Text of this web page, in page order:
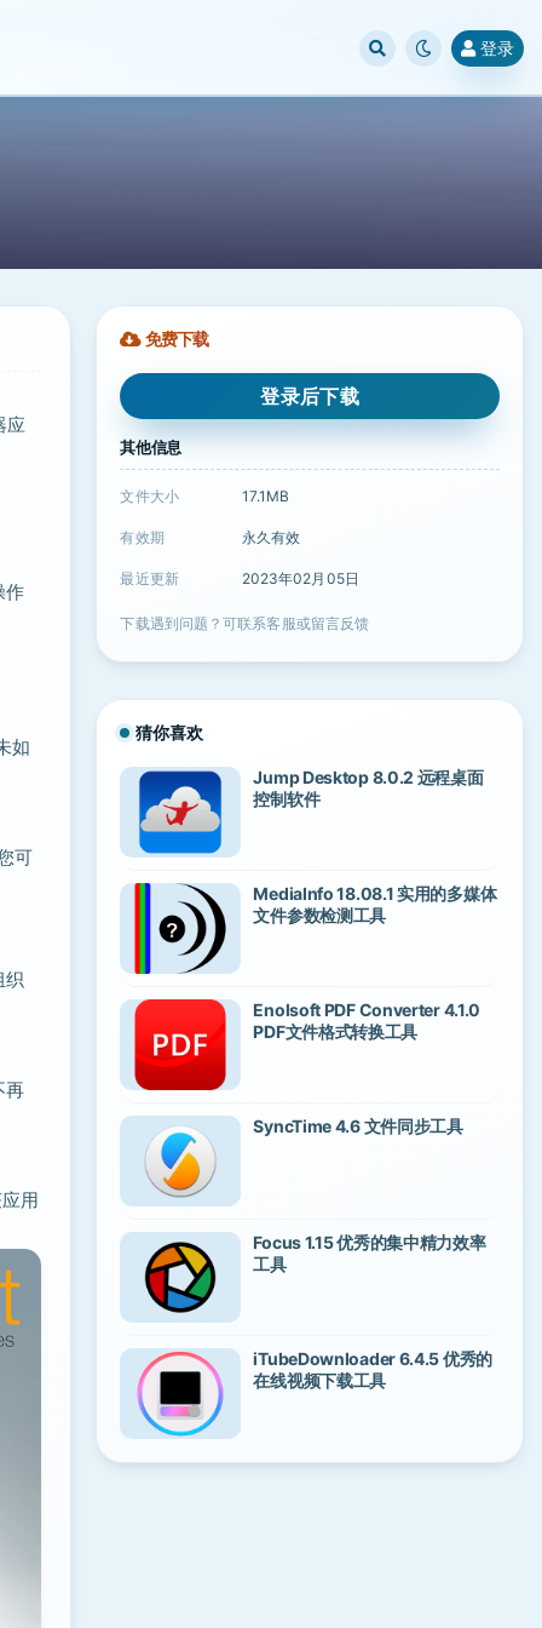
登录
应
作
如
可
织
再
用
免费下载
登录后下载
其他信息
文件大小 17.1MB
有效期 永久有效
最近更新 2023年02月05日
下载遇到问题？可联系客服或留言反馈
猜你喜欢
Jump Desktop 8.0.2 远程桌面
控制软件
MediaInfo 18.08.1 实用的多媒体
文件参数检测工具
Enolsoft PDF Converter 4.1.0
PDF文件格式转换工具
SyncTime 4.6 文件同步工具
Focus 1.15 优秀的集中精力效率
工具
iTubeDownloader 6.4.5 优秀的
在线视频下载工具